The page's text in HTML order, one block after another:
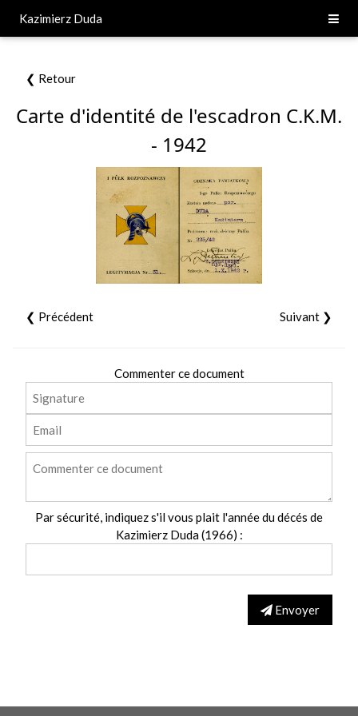
Kazimierz Duda
❮ Retour
Carte d'identité de l'escadron C.K.M.
- 1942
❮ Précédent Suivant ❯
Commenter ce document
Par sécurité, indiquez s'il vous plait l'année du décés de
Kazimierz Duda (1966) :
Envoyer